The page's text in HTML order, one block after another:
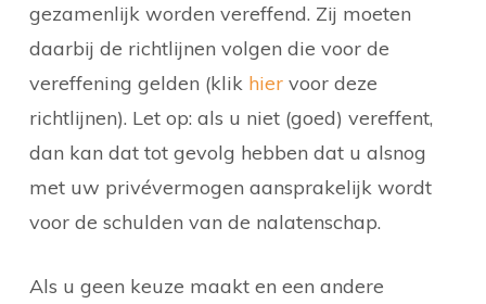
gezamenlijk worden vereffend. Zij moeten
daarbij de richtlijnen volgen die voor de
vereffening gelden (klik hiervoor deze
richtlijnen). Let op: als u niet (goed) vereffent,
dan kan dat tot gevolg hebben dat u alsnog
met uw privévermogen aansprakelijk wordt
voor de schulden van de nalatenschap.
Als u geen keuze maakt en een andere